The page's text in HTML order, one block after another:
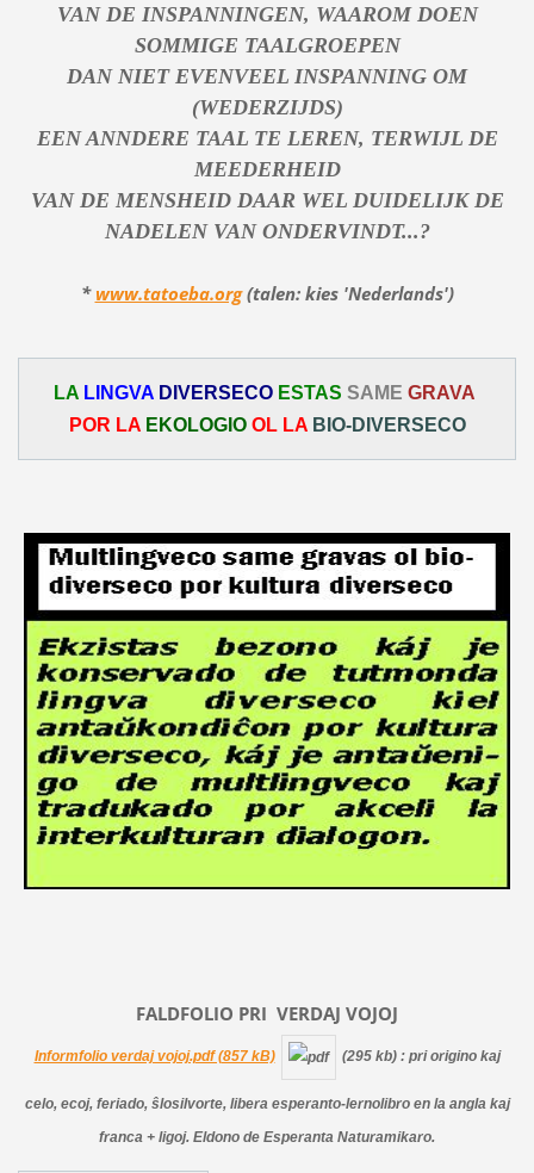
VAN DE INSPANNINGEN, WAAROM DOEN
SOMMIGE TAALGROEPEN
DAN NIET EVENVEEL INSPANNING OM
(WEDERZIJDS)
EEN ANNDERE TAAL TE LEREN, TERWIJL DE
MEEDERHEID
VAN DE MENSHEID DAAR WEL DUIDELIJK DE
NADELEN VAN ONDERVINDT...?
* www.tatoeba.org(talen: kies 'Nederlands')
LA LINGVA DIVERSECO ESTAS SAME GRAVA
POR LA EKOLOGIO OL LA BIO-DIVERSECO
FALDFOLIO PRI VERDAJ VOJOJ
Informfolio verdaj vojoj.pdf (857 kB) (295 kb) : pri origino kaj
celo, ecoj, feriado, ŝlosilvorte, libera esperanto-lernolibro en la angla kaj
franca + ligoj. Eldono de Esperanta Naturamikaro.